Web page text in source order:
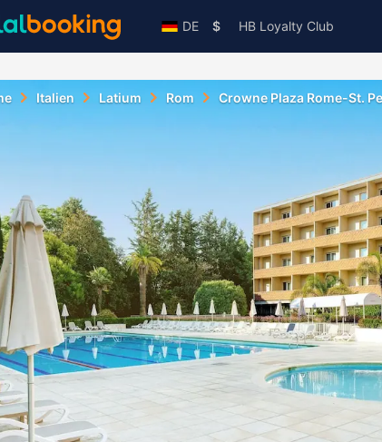
DE $ HB Loyalty Club
Italien Latium Rom Crowne Plaza Rome-St.